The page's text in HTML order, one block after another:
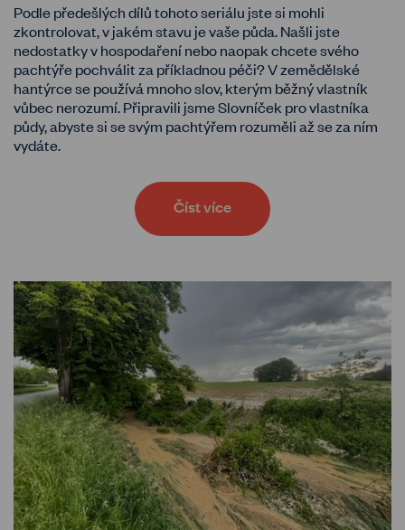
Podle předešlých dílů tohoto seriálu jste si mohli
zkontrolovat, v jakém stavu je vaše půda. Našli jste
nedostatky v hospodaření nebo naopak chcete svého
pachtýře pochválit za příkladnou péči? V zemědělské
hantýrce se používá mnoho slov, kterým běžný vlastník
vůbec nerozumí. Připravili jsme Slovníček pro vlastníka
půdy, abyste si se svým pachtýřem rozuměli až se za ním
vydáte.
Číst více